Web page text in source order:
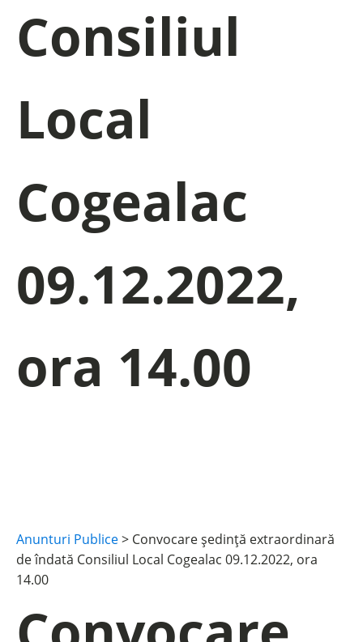
Consiliul
Local
Cogealac
09.12.2022,
ora 14.00
Anunturi Publice> Convocare ședință extraordinară
de îndată Consiliul Local Cogealac 09.12.2022, ora
14.00